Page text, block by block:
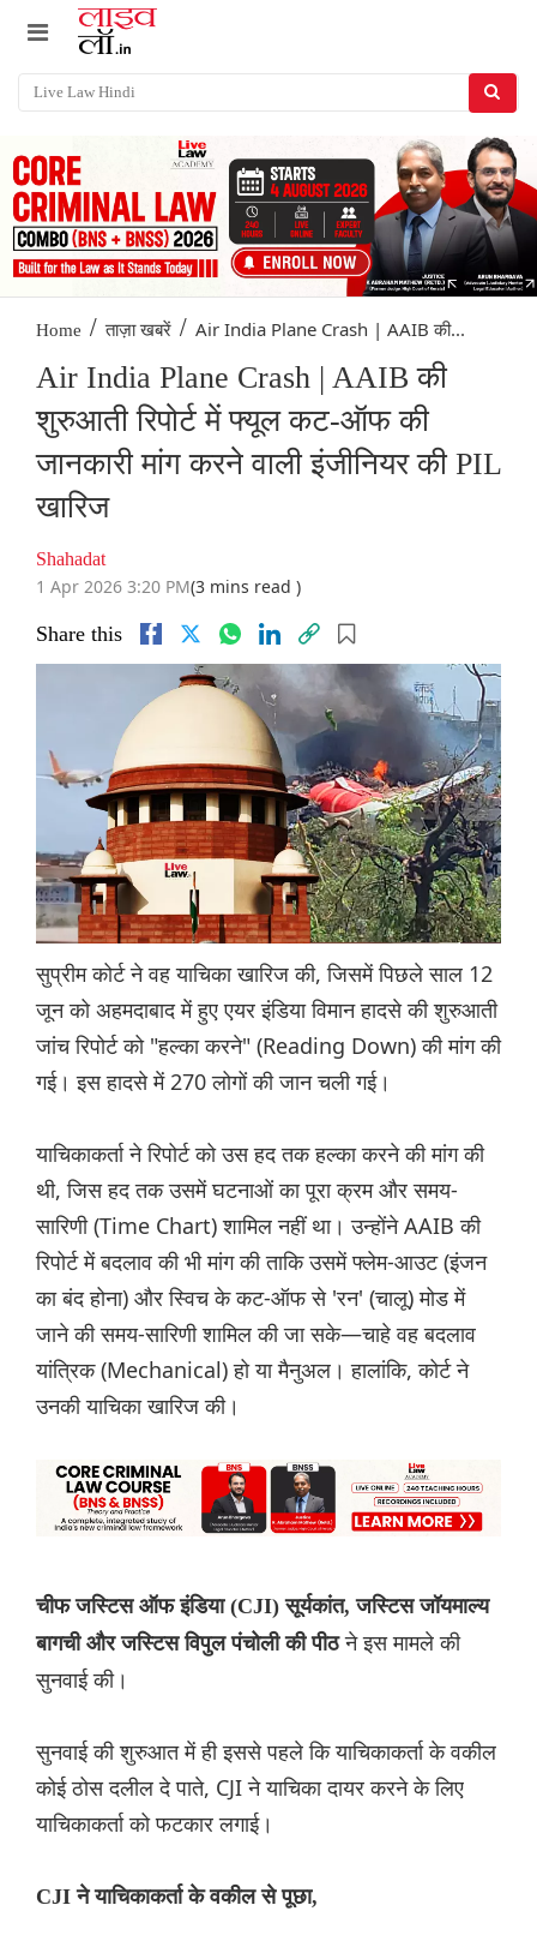
Home / ताज़ा खबरें / Air India Plane Crash | AAIB की...
Air India Plane Crash | AAIB की
शुरुआती रिपोर्ट में फ्यूल कट-ऑफ की
जानकारी मांग करने वाली इंजीनियर की PIL
खारिज
Shahadat
1 Apr 2026 3:20 PM(3 mins read )
Share this
सुप्रीम कोर्ट ने वह याचिका खारिज की, जिसमें पिछले साल 12
जून को अहमदाबाद में हुए एयर इंडिया विमान हादसे की शुरुआती
जांच रिपोर्ट को "हल्का करने" (Reading Down) की मांग की
गई। इस हादसे में 270 लोगों की जान चली गई।
याचिकाकर्ता ने रिपोर्ट को उस हद तक हल्का करने की मांग की
थी, जिस हद तक उसमें घटनाओं का पूरा क्रम और समय-
सारिणी (Time Chart) शामिल नहीं था। उन्होंने AAIB की
रिपोर्ट में बदलाव की भी मांग की ताकि उसमें फ्लेम-आउट (इंजन
का बंद होना) और स्विच के कट-ऑफ से 'रन' (चालू) मोड में
जाने की समय-सारिणी शामिल की जा सके—चाहे वह बदलाव
यांत्रिक (Mechanical) हो या मैनुअल। हालांकि, कोर्ट ने
उनकी याचिका खारिज की।
चीफ जस्टिस ऑफ इंडिया (CJI) सूर्यकांत, जस्टिस जॉयमाल्य
बागची और जस्टिस विपुल पंचोली की पीठने इस मामले की
सुनवाई की।
सुनवाई की शुरुआत में ही इससे पहले कि याचिकाकर्ता के वकील
कोई ठोस दलील दे पाते, CJI ने याचिका दायर करने के लिए
याचिकाकर्ता को फटकार लगाई।
CJI ने याचिकाकर्ता के वकील से पूछा,